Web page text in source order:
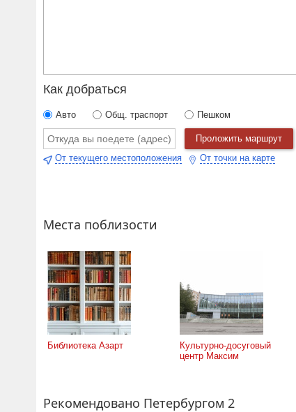
Как добраться
Авто Общ. траспорт Пешком
Проложить маршрут
От текущего местоположения
От точки на карте
Места поблизости
Библиотека Азарт
Культурно-досуговый
центр Максим
Рекомендовано Петербургом 2